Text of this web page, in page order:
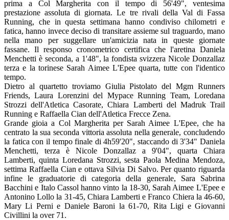
prima a Col Margherita con il tempo di 56'49", ventesima
prestazione assoluta di giornata. Le tre rivali della Val di Fassa
Running, che in questa settimana hanno condiviso chilometri e
fatica, hanno invece deciso di transitare assieme sul traguardo, mano
nella mano per suggellare un'amicizia nata in queste giornate
fassane. Il responso cronometrico certifica che l'aretina Daniela
Menchetti è seconda, a 1'48", la fondista svizzera Nicole Donzallaz
terza e la torinese Sarah Aimee L'Epee quarta, tutte con l'identico
tempo.
Dietro al quartetto troviamo Giulia Pistolato del Mgm Runners
Friends, Laura Lorenzini del Mypace Running Team, Loredana
Strozzi dell'Atletica Casorate, Chiara Lamberti del Madruk Trail
Running e Raffaella Cian dell'Atletica Frecce Zena.
Grande gioia a Col Margherita per Sarah Aimee L'Epee, che ha
centrato la sua seconda vittoria assoluta nella generale, concludendo
la fatica con il tempo finale di 4h59'20", staccando di 3'34" Daniela
Menchetti, terza è Nicole Donzallaz a 9'04", quarta Chiara
Lamberti, quinta Loredana Strozzi, sesta Paola Medina Mendoza,
settima Raffaella Cian e ottava Silvia Di Salvo. Per quanto riguarda
infine le graduatorie di categoria della generale, Sara Sabrina
Bacchini e Italo Cassol hanno vinto la 18-30, Sarah Aimee L'Epee e
Antonino Lollo la 31-45, Chiara Lamberti e Franco Chiera la 46-60,
Mary Li Perni e Daniele Baroni la 61-70, Rita Ligi e Giovanni
Civillini la over 71.